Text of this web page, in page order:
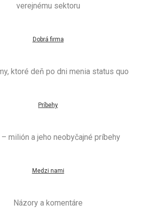
verejnému sektoru
Dobrá firma
ktoré deň po dni menia status quo
Príbehy
milión a jeho neobyčajné príbehy
Medzi nami
Názory a komentáre